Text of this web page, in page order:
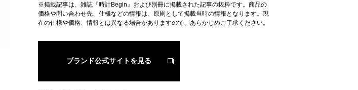
※掲載記事は、雑誌『時計Begin』および別冊に掲載された記事の抜粋です。商品の
価格や問い合わせ先、仕様などの情報は、原則として掲載当時の情報となります。現
在の仕様や価格、情報とは異なる場合がありますので、あらかじめご了承ください。
ブランド公式サイトを見る